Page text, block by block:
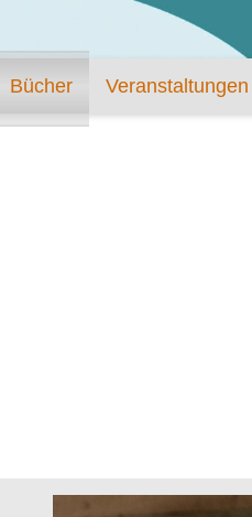
Bücher Veranstaltungen